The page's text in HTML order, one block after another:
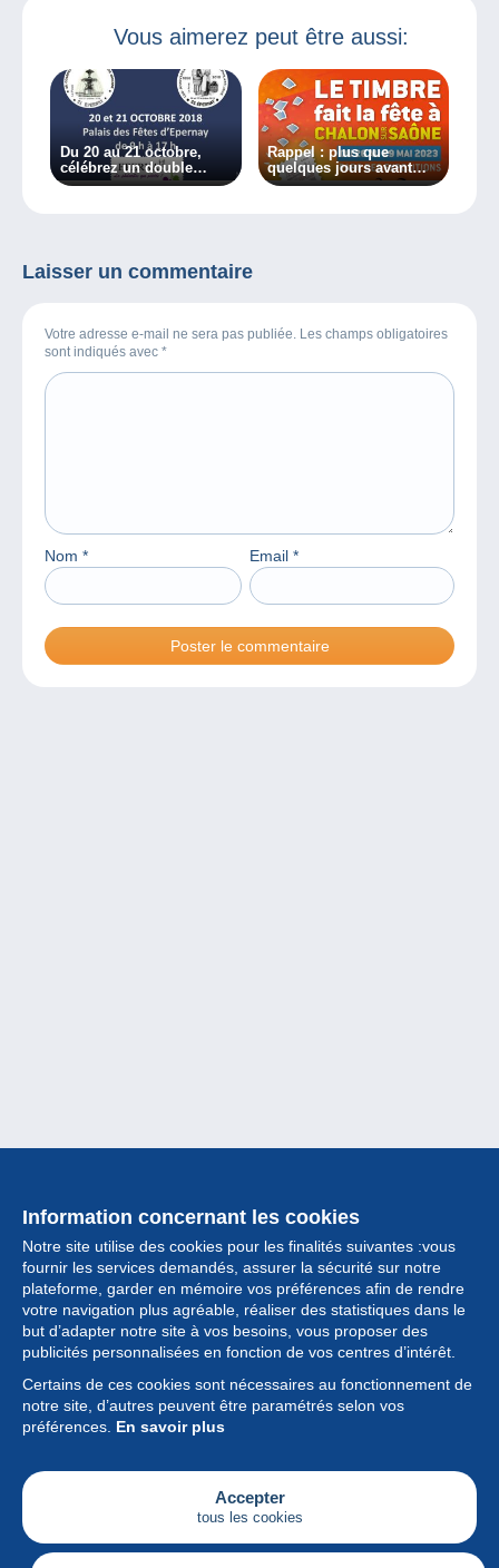
Vous aimerez peut être aussi:
Du 20 au 21 octobre,
célébrez un double
anniversaire philatélique
Rappel : plus que
quelques jours avant
Phila France
Laisser un commentaire
Votre adresse e-mail ne sera pas publiée. Les champs obligatoires
sont indiqués avec *
Nom * Email *
Information concernant les cookies
Notre site utilise des cookies pour les finalités suivantes :vous
fournir les services demandés, assurer la sécurité sur notre
plateforme, garder en mémoire vos préférences afin de rendre
votre navigation plus agréable, réaliser des statistiques dans le
but d’adapter notre site à vos besoins, vous proposer des
publicités personnalisées en fonction de vos centres d’intérêt.
Certains de ces cookies sont nécessaires au fonctionnement de
notre site, d’autres peuvent être paramétrés selon vos
préférences. En savoir plus
Accepter
tous les cookies
Collection
Actualités
Fonctionnalités
Société
Services